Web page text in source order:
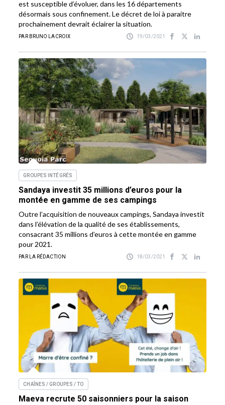
est susceptible d’évoluer, dans les 16 départements
désormais sous confinement. Le décret de loi à paraitre
prochainement devrait éclairer la situation.
PAR BRUNO LACROIX 19/03/2021
GROUPES INTÉGRÉS
Sandaya investit 35 millions d’euros pour la
montée en gamme de ses campings
Outre l’acquisition de nouveaux campings, Sandaya investit
dans l’élévation de la qualité de ses établissements,
consacrant 35 millions d’euros à cette montée en gamme
pour 2021.
PAR LA RÉDACTION 18/03/2021
CHAÎNES / GROUPES / TO
Maeva recrute 50 saisonniers pour la saison